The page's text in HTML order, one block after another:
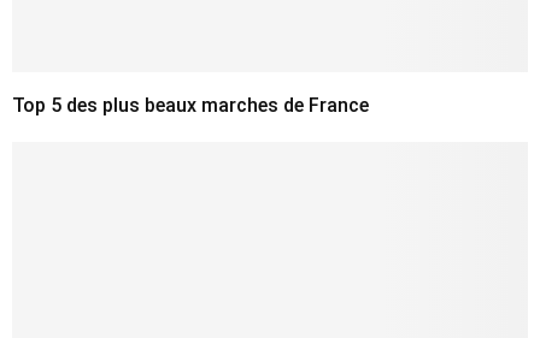
Top 5 des plus beaux marches de France